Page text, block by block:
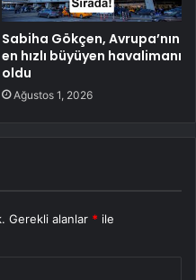
Sabiha Gökçen, Avrupa’nın
en hızlı büyüyen havalimanı
oldu
Ağustos 1, 2026
Gerekli alanlar * ile